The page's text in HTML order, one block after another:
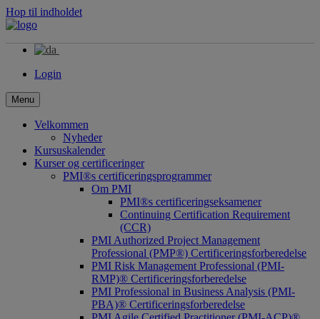
Hop til indholdet
Login
Menu
Velkommen
Nyheder
Kursuskalender
Kurser og certificeringer
PMI®s certificeringsprogrammer
Om PMI
PMI®s certificeringseksamener
Continuing Certification Requirement
(CCR)
PMI Authorized Project Management
Professional (PMP®) Certificeringsforberedelse
PMI Risk Management Professional (PMI-
RMP)® Certificeringsforberedelse
PMI Professional in Business Analysis (PMI-
PBA)® Certificeringsforberedelse